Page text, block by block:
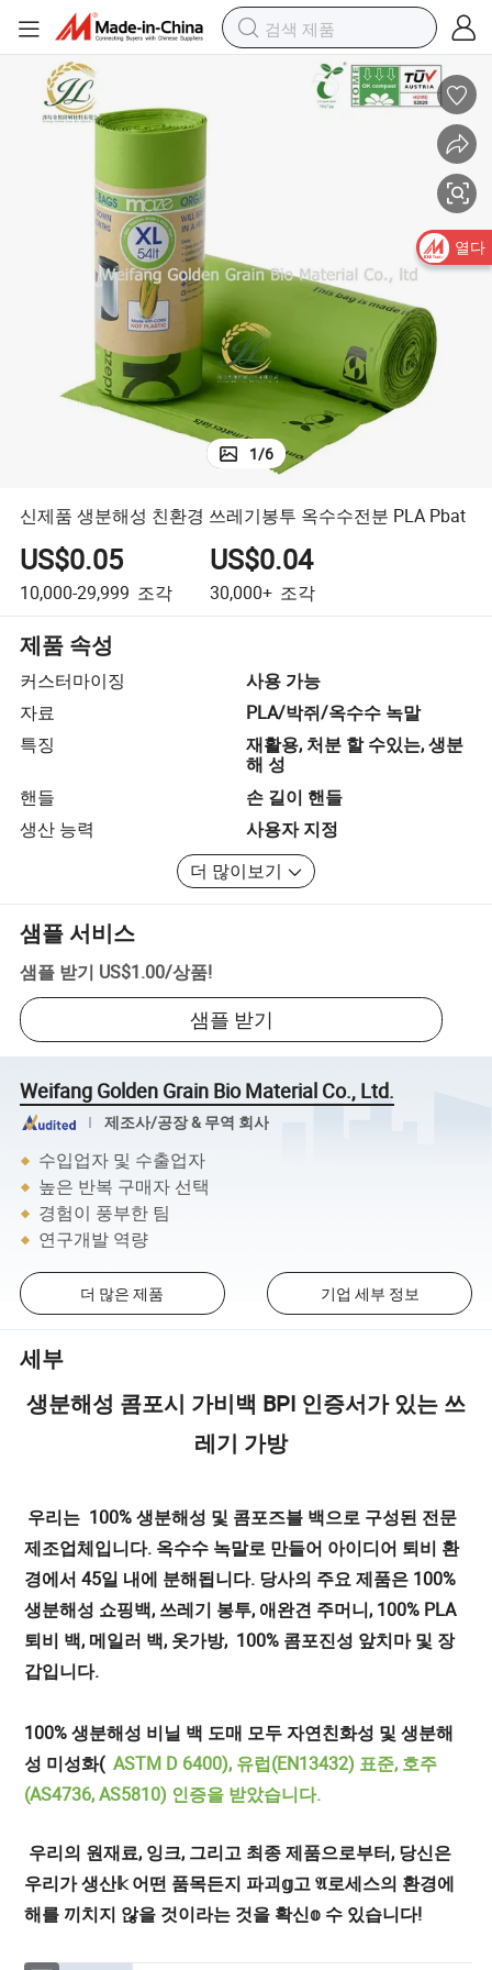
신제품 생분해성 친환경 쓰레기봉투 옥수수전분 PLA Pbat
1/6
신제품 생분해성 친환경 쓰레기봉투 옥수수전분 PLA Pbat
US$0.05
10,000-29,999 조각
US$0.04
30,000+ 조각
제품 속성
커스터마이징
사용 가능
자료
PLA/박쥐/옥수수 녹말
특징
재활용, 처분 할 수있는, 생분
해 성
핸들
손 길이 핸들
생산 능력
사용자 지정
더 많이보기
샘플 서비스
샘플 받기 US$1.00/상품!
샘플 받기
Weifang Golden Grain Bio Material Co., Ltd.
제조사/공장 & 무역 회사
수입업자 및 수출업자
높은 반복 구매자 선택
경험이 풍부한 팀
연구개발 역량
더 많은 제품 기업 세부 정보
세부
생분해성 콤포시 가비백 BPI 인증서가 있는 쓰
레기 가방
우리는 100% 생분해성 및 콤포즈블 백으로 구성된 전문
제조업체입니다. 옥수수 녹말로 만들어 아이디어 퇴비 환
경에서 45일 내에 분해됩니다. 당사의 주요 제품은 100%
생분해성 쇼핑백, 쓰레기 봉투, 애완견 주머니, 100% PLA
퇴비 백, 메일러 백, 옷가방, 100% 콤포진성 앞치마 및 장
갑입니다.
100% 생분해성 비닐 백 도매 모두 자연친화성 및 생분해
성 미성화(ASTM D 6400), 유럽(EN13432) 표준, 호주
(AS4736, AS5810) 인증을 받았습니다.
우리의 원재료, 잉크, 그리고 최종 제품으로부터, 당신은
우리가 생산𝕜 어떤 품목든지 파괴𝕘고 𝔄로세스의 환경에
해를 끼치지 않을 것이라는 것을 확신𝕠 수 있습니다!
열다